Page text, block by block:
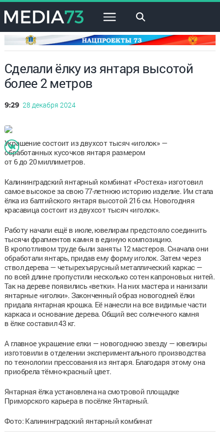
×
Сделали ёлку из янтаря высотой
более 2 метров
9:29 28 декабря 2024
Украшение состоит из двухсот тысяч «иголок» —
обработанных кусочков янтаря размером
от 6 до 20 миллиметров.
Калининградский янтарный комбинат «Ростеха» изготовил
самое высокое за свою 77-летнюю историю изделие. Им стала
ёлка из балтийского янтаря высотой 216 см. Новогодняя
красавица состоит из двухсот тысяч «иголок».
Работу начали ещё в июле, ювелирам предстояло соединить
тысячи фрагментов камня в единую композицию.
В кропотливом труде были заняты 12 мастеров. Сначала они
обработали янтарь, придав ему форму иголок. Затем через
ствол дерева — четырехъярусный металлический каркас —
по всей длине пропустили несколько сотен капроновых нитей.
Так на дереве появились «ветки». На них мастера и нанизали
янтарные «иголки». Законченный образ новогодней ёлки
придала янтарная крошка. Её нанесли на все видимые части
каркаса и основание дерева. Общий вес солнечного камня
в ёлке составил 43 кг.
А главное украшение елки — новогоднюю звезду — ювелиры
изготовили в отделении экспериментального производства
по технологии прессования из янтаря. Благодаря этому она
приобрела тёмно-красный цвет.
Янтарная ёлка установлена на смотровой площадке
Приморского карьера в посёлке Янтарный.
Фото: Калининградский янтарный комбинат